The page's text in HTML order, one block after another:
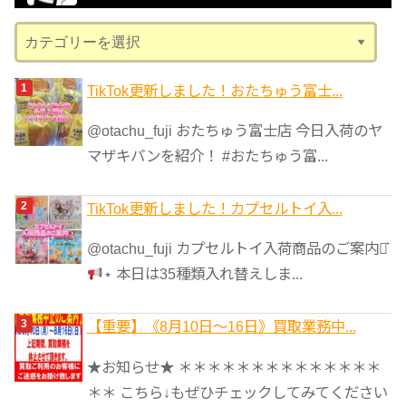
ブ
テ
ゴ
リ
ー
TikTok更新しました！おたちゅう富士...
@otachu_fuji おたちゅう富士店 今日入荷のヤ
マザキパンを紹介！ #おたちゅう富...
TikTok更新しました！カプセルトイ入...
@otachu_fuji カプセルトイ入荷商品のご案内⋆͛
⋆ 本日は35種類入れ替えしま...
【重要】《8月10日～16日》買取業務中...
★お知らせ★ ＊＊＊＊＊＊＊＊＊＊＊＊＊＊
＊＊ こちら↓もぜひチェックしてみてください